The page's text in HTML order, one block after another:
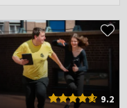
9.2